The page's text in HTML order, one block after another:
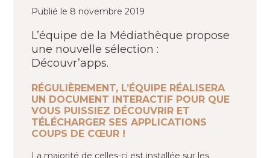
Publié le 8 novembre 2019
L’équipe de la Médiathèque propose
une nouvelle sélection :
Découvr’apps.
RÉGULIÈREMENT, L’ÉQUIPE RÉALISERA
UN DOCUMENT INTERACTIF POUR QUE
VOUS PUISSIEZ DÉCOUVRIR ET
TÉLÉCHARGER SES APPLICATIONS
COUPS DE CŒUR !
La majorité de celles-ci est installée sur les